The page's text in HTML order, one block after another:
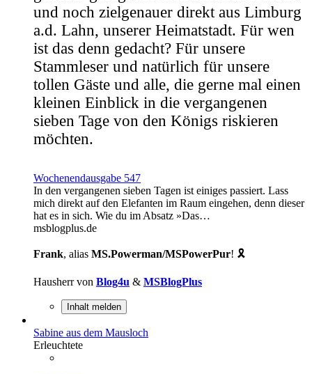
und noch zielgenauer direkt aus Limburg
a.d. Lahn, unserer Heimatstadt. Für wen
ist das denn gedacht? Für unsere
Stammleser und natürlich für unsere
tollen Gäste und alle, die gerne mal einen
kleinen Einblick in die vergangenen
sieben Tage von den Königs riskieren
möchten.
Wochenendausgabe 547
In den vergangenen sieben Tagen ist einiges passiert. Lass
mich direkt auf den Elefanten im Raum eingehen, denn dieser
hat es in sich. Wie du im Absatz »Das…
msblogplus.de
Frank, alias MS.Powerman/MSPowerPur! 🎗️
Hausherr von Blog4u & MSBlogPlus
Inhalt melden
Sabine aus dem Mausloch
Erleuchtete